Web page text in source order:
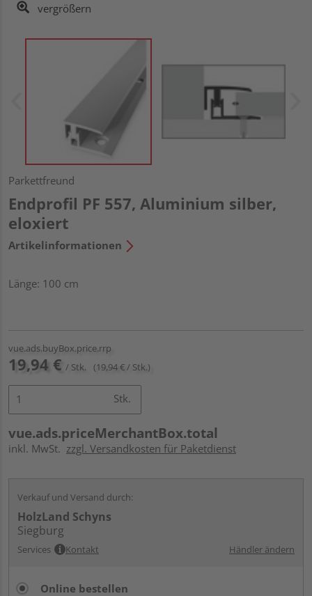
vergrößern
Parkettfreund
Endprofil PF 557, Aluminium silber,
eloxiert
Artikelinformationen
Länge: 100 cm
vue.ads.buyBox.price.rrp
19,94 € / Stk. (19,94 € / Stk.)
Stk.
vue.ads.priceMerchantBox.total
inkl. MwSt. zzgl. Versandkosten für Paketdienst
Verkauf und Versand durch:
HolzLand Schyns
Siegburg
Services Kontakt Händler ändern
Online bestellen